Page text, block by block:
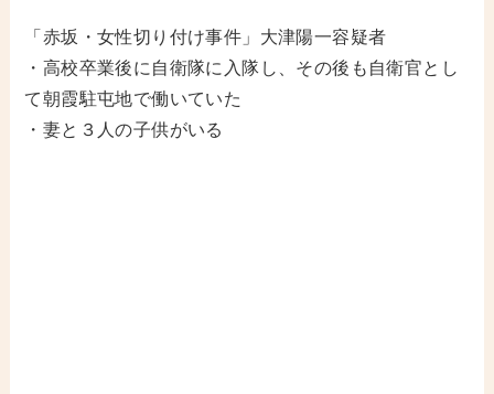
「赤坂・女性切り付け事件」大津陽一容疑者
・高校卒業後に自衛隊に入隊し、その後も自衛官とし
て朝霞駐屯地で働いていた
・妻と３人の子供がいる